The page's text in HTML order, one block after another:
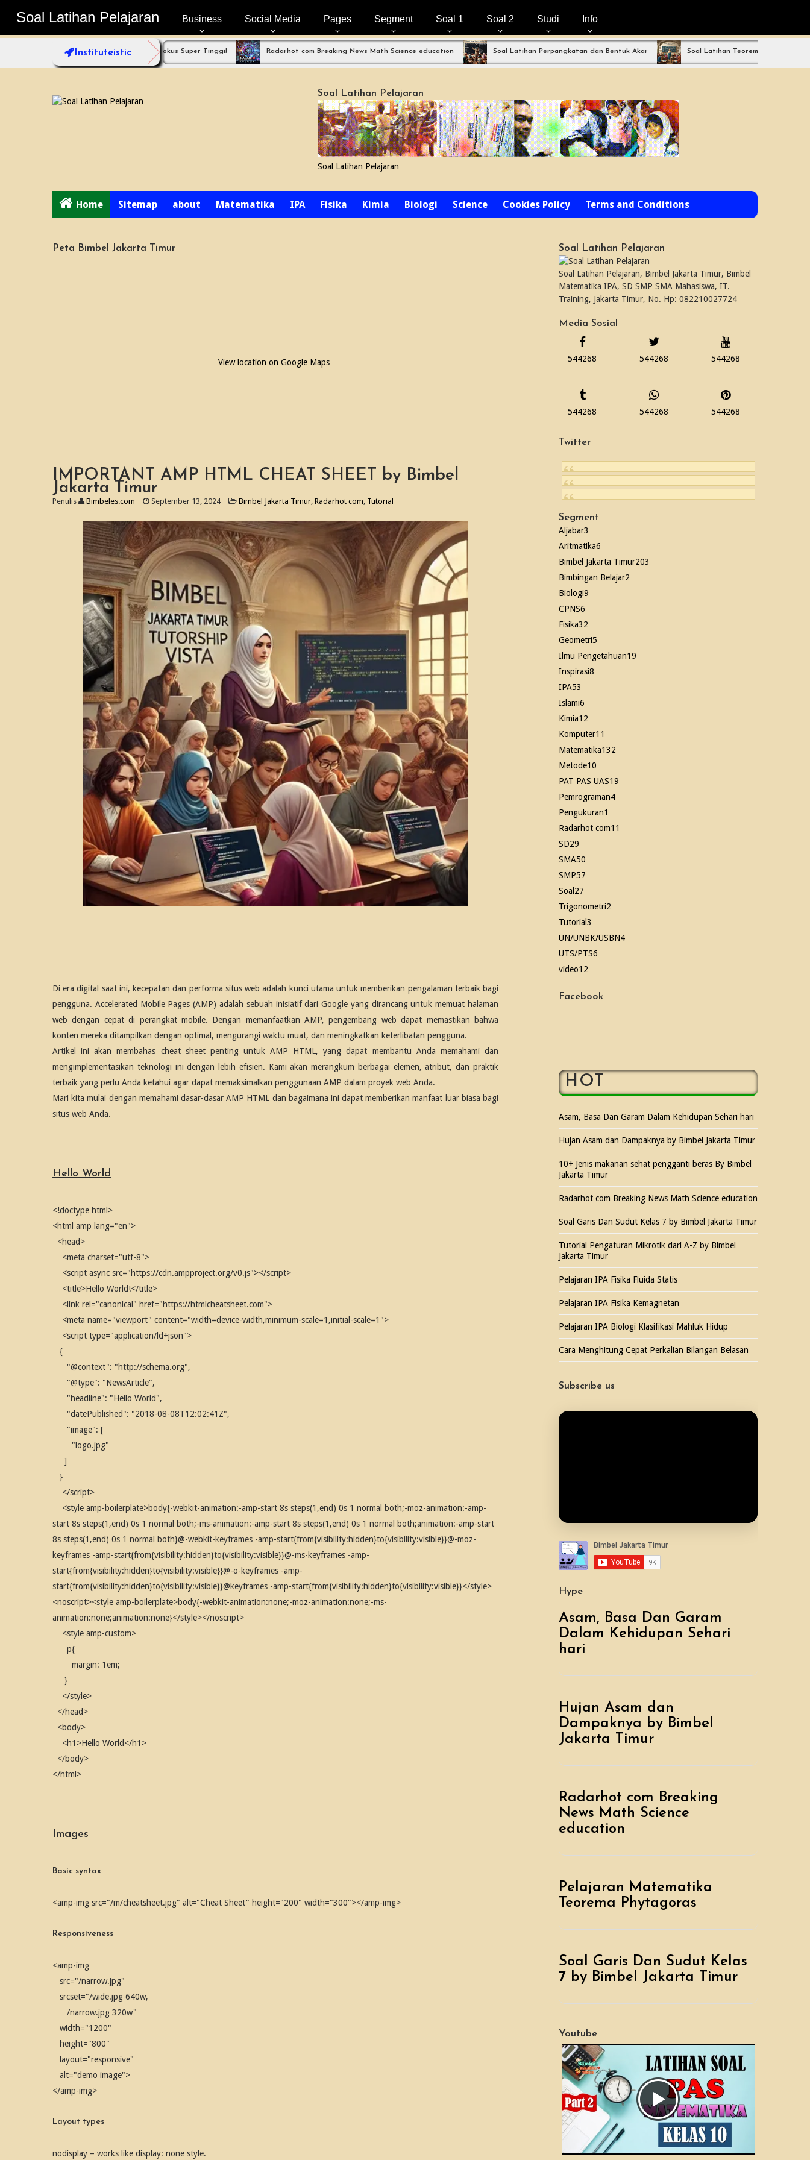
Soal Latihan Pelajaran Business Social Media Pages Segment Soal 1 Soal 2 Studi Info
Instituteistic
Bimbel Jakarta Timur dengan Fokus Super Tinggi! Radarhot com Breaking News Math Science education Soal Latihan Perpangkatan dan Bentuk Akar Soal Latihan Teorema Phytagoras by Bimbel
Soal Latihan Pelajaran
Soal Latihan Pelajaran
Home Sitemap about Matematika IPA Fisika Kimia Biologi Science Cookies Policy Terms and Conditions
Peta Bimbel Jakarta Timur
View location on Google Maps
IMPORTANT AMP HTML CHEAT SHEET by Bimbel
Jakarta Timur
Penulis Bimbeles.com September 13, 2024 Bimbel Jakarta Timur, Radarhot com, Tutorial
Di era digital saat ini, kecepatan dan performa situs web adalah kunci utama untuk memberikan pengalaman terbaik bagi
pengguna. Accelerated Mobile Pages (AMP) adalah sebuah inisiatif dari Google yang dirancang untuk memuat halaman
web dengan cepat di perangkat mobile. Dengan memanfaatkan AMP, pengembang web dapat memastikan bahwa
konten mereka ditampilkan dengan optimal, mengurangi waktu muat, dan meningkatkan keterlibatan pengguna.
Artikel ini akan membahas cheat sheet penting untuk AMP HTML, yang dapat membantu Anda memahami dan
mengimplementasikan teknologi ini dengan lebih efisien. Kami akan merangkum berbagai elemen, atribut, dan praktik
terbaik yang perlu Anda ketahui agar dapat memaksimalkan penggunaan AMP dalam proyek web Anda.
Mari kita mulai dengan memahami dasar-dasar AMP HTML dan bagaimana ini dapat memberikan manfaat luar biasa bagi
situs web Anda.
Hello World
<!doctype html>
<html amp lang="en">
<head>
<meta charset="utf-8">
<script async src="https://cdn.ampproject.org/v0.js"></script>
<title>Hello World!</title>
<link rel="canonical" href="https://htmlcheatsheet.com">
<meta name="viewport" content="width=device-width,minimum-scale=1,initial-scale=1">
<script type="application/ld+json">
{
"@context": "http://schema.org",
"@type": "NewsArticle",
"headline": "Hello World",
"datePublished": "2018-08-08T12:02:41Z",
"image": [
"logo.jpg"
]
}
</script>
<style amp-boilerplate>body{-webkit-animation:-amp-start 8s steps(1,end) 0s 1 normal both;-moz-animation:-amp-
start 8s steps(1,end) 0s 1 normal both;-ms-animation:-amp-start 8s steps(1,end) 0s 1 normal both;animation:-amp-start
8s steps(1,end) 0s 1 normal both}@-webkit-keyframes -amp-start{from{visibility:hidden}to{visibility:visible}}@-moz-
keyframes -amp-start{from{visibility:hidden}to{visibility:visible}}@-ms-keyframes -amp-
start{from{visibility:hidden}to{visibility:visible}}@-o-keyframes -amp-
start{from{visibility:hidden}to{visibility:visible}}@keyframes -amp-start{from{visibility:hidden}to{visibility:visible}}</style>
<noscript><style amp-boilerplate>body{-webkit-animation:none;-moz-animation:none;-ms-
animation:none;animation:none}</style></noscript>
<style amp-custom>
p{
margin: 1em;
}
</style>
</head>
<body>
<h1>Hello World</h1>
</body>
</html>
Images
Basic syntax
<amp-img src="/m/cheatsheet.jpg" alt="Cheat Sheet" height="200" width="300"></amp-img>
Responsiveness
<amp-img
src="/narrow.jpg"
srcset="/wide.jpg 640w,
/narrow.jpg 320w"
width="1200"
height="800"
layout="responsive"
alt="demo image">
</amp-img>
Layout types
nodisplay – works like display: none style.
Soal Latihan Pelajaran
Soal Latihan Pelajaran, Bimbel Jakarta Timur, Bimbel
Matematika IPA, SD SMP SMA Mahasiswa, IT.
Training, Jakarta Timur, No. Hp: 082210027724
Media Sosial
544268 544268 544268
544268 544268 544268
Twitter
Segment
Aljabar3
Aritmatika6
Bimbel Jakarta Timur203
Bimbingan Belajar2
Biologi9
CPNS6
Fisika32
Geometri5
Ilmu Pengetahuan19
Inspirasi8
IPA53
Islami6
Kimia12
Komputer11
Matematika132
Metode10
PAT PAS UAS19
Pemrograman4
Pengukuran1
Radarhot com11
SD29
SMA50
SMP57
Soal 27
Trigonometri2
Tutorial 3
UN/UNBK/USBN4
UTS/PTS6
video12
Facebook
HOT
Asam, Basa Dan Garam Dalam Kehidupan Sehari hari
Hujan Asam dan Dampaknya by Bimbel Jakarta Timur
10+ Jenis makanan sehat pengganti beras By Bimbel
Jakarta Timur
Radarhot com Breaking News Math Science education
Soal Garis Dan Sudut Kelas 7 by Bimbel Jakarta Timur
Tutorial Pengaturan Mikrotik dari A-Z by Bimbel
Jakarta Timur
Pelajaran IPA Fisika Fluida Statis
Pelajaran IPA Fisika Kemagnetan
Pelajaran IPA Biologi Klasifikasi Mahluk Hidup
Cara Menghitung Cepat Perkalian Bilangan Belasan
Subscribe us
Hype
Asam, Basa Dan Garam
Dalam Kehidupan Sehari
hari
Hujan Asam dan
Dampaknya by Bimbel
Jakarta Timur
Radarhot com Breaking
News Math Science
education
Pelajaran Matematika
Teorema Phytagoras
Soal Garis Dan Sudut Kelas
7 by Bimbel Jakarta Timur
Youtube